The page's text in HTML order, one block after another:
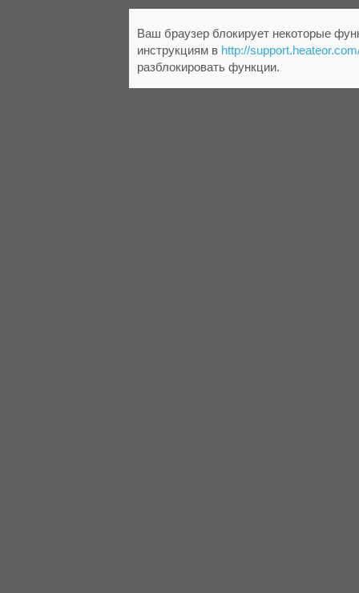
Ваш браузер блокирует некоторые
инструкциям в http://
разблокировать функции.